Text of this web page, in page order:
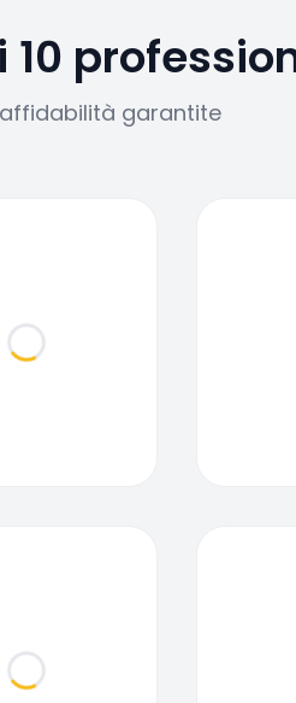
garantite
Loading...
Loading...